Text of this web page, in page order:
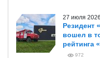
27 июля 2026
Резидент
вошел в
рейтинга
972